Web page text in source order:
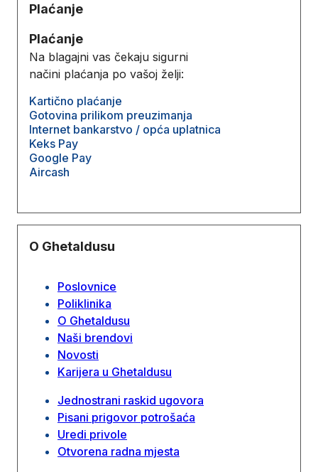
Plaćanje
Plaćanje
Na blagajni vas čekaju sigurni
načini plaćanja po vašoj želji:
Kartično plaćanje
Gotovina prilikom preuzimanja
Internet bankarstvo / opća uplatnica
Keks Pay
Google Pay
Aircash
O Ghetaldusu
Poslovnice
Poliklinika
O Ghetaldusu
Naši brendovi
Novosti
Karijera u Ghetaldusu
Jednostrani raskid ugovora
Pisani prigovor potrošaća
Uredi privole
Otvorena radna mjesta